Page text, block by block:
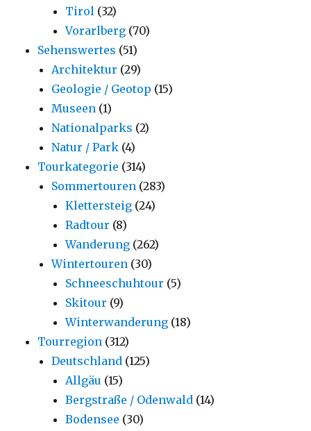
Tirol (32)
Vorarlberg (70)
Sehenswertes (51)
Architektur (29)
Geologie / Geotop (15)
Museen (1)
Nationalparks (2)
Natur / Park (4)
Tourkategorie (314)
Sommertouren (283)
Klettersteig (24)
Radtour (8)
Wanderung (262)
Wintertouren (30)
Schneeschuhtour (5)
Skitour (9)
Winterwanderung (18)
Tourregion (312)
Deutschland (125)
Allgäu (15)
Bergstraße / Odenwald (14)
Bodensee (30)